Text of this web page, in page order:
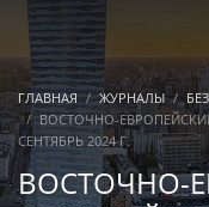
ГЛАВНАЯ ЖУРНАЛЫ
ВОСТОЧНО-
СЕНТЯБРЬ 2024 Г.
ВОСТОЧНО-